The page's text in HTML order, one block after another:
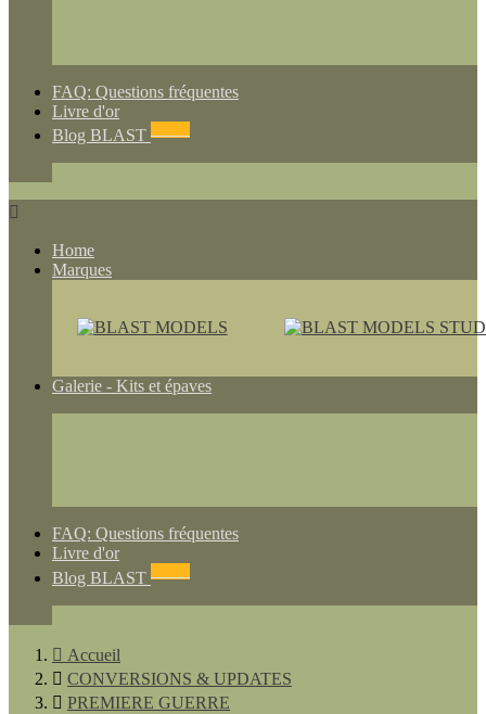
FAQ: Questions fréquentes
Livre d'or
Blog BLAST

Home
Marques
Galerie - Kits et épaves
FAQ: Questions fréquentes
Livre d'or
Blog BLAST
 Accueil
 CONVERSIONS & UPDATES
 PREMIERE GUERRE